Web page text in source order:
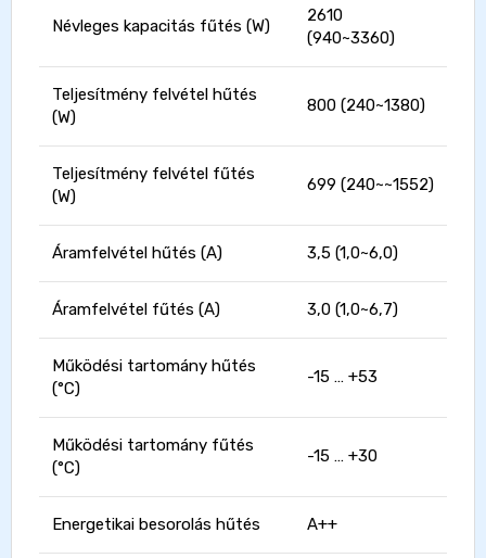
Névleges kapacitás fűtés (W)
2610
(940~3360)
Teljesítmény felvétel hűtés
(W)
800 (240~1380)
Teljesítmény felvétel fűtés
(W)
699 (240~~1552)
Áramfelvétel hűtés (A) 3,5 (1,0~6,0)
Áramfelvétel fűtés (A) 3,0 (1,0~6,7)
Működési tartomány hűtés
(°C)
-15 … +53
Működési tartomány fűtés
(°C)
-15 … +30
Energetikai besorolás hűtés A++